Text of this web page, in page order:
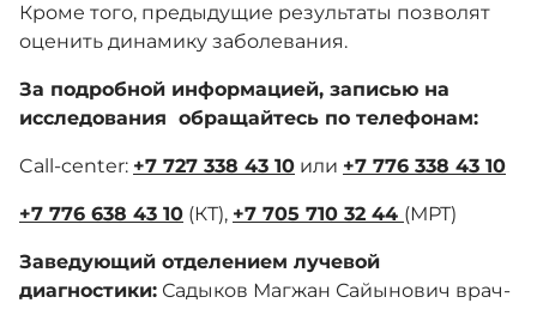
Кроме того, предыдущие результаты позволят
оценить динамику заболевания.
За подробной информацией, записью на
исследования обращайтесь по телефонам:
Call-center: +7 727 338 43 10 или +7 776 338 43 10
+7 776 638 43 10 (КТ), +7 705 710 32 44 (МРТ)
Заведующий отделением лучевой
диагностики: Садыков Магжан Сайынович врач-